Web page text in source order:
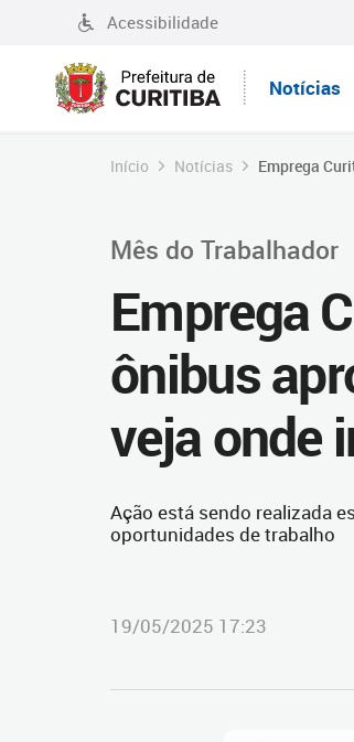
Acessibilidade
Notícias
Início Notícias Emprega
Mês do Trabalhador
Emprega
ônibus
veja onde
Ação está sendo realizada
oportunidades de trabalho
19/05/2025 17:23